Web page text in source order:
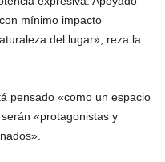
mínimo impacto
del lugar», reza la
pensado «como un espacio
«protagonistas y